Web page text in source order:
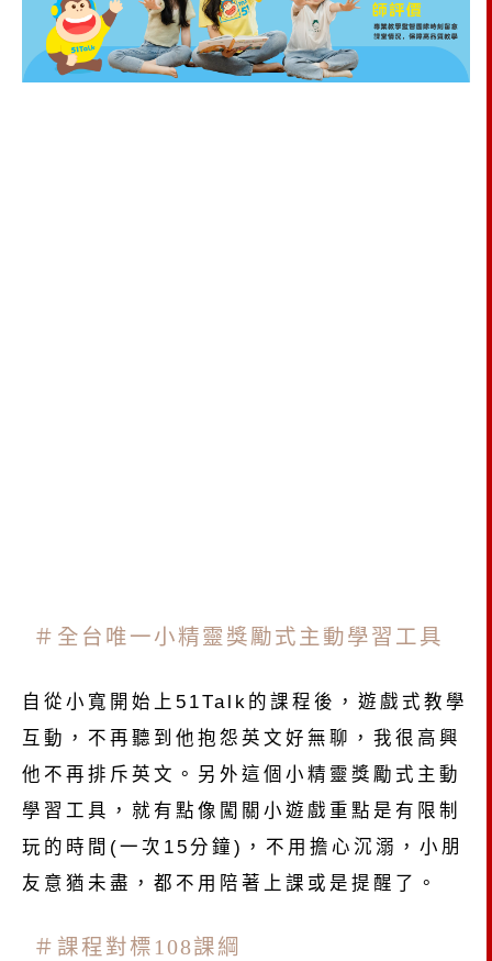
＃全台唯一小精靈獎勵式主動學習工具
自從小寬開始上 51Talk 的課程後，遊戲式教學
互動，不再聽到他抱怨英文好無聊，我很高興
他不再排斥英文。另外這個小精靈獎勵式主動
學習工具，就有點像闖關小遊戲重點是有限制
玩的時間 (一次 15分鐘 ) ，不用擔心沉溺，小朋
友意猶未盡，都不用陪著上課或是提醒了。
＃課程對標 108課綱